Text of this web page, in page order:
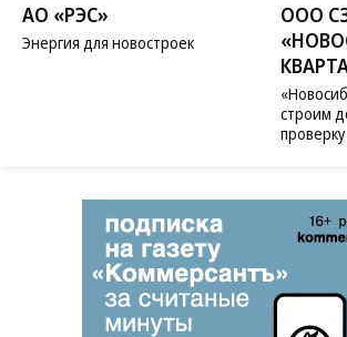
АО «РЭС»
Энергия для новостроек
ООО
строим